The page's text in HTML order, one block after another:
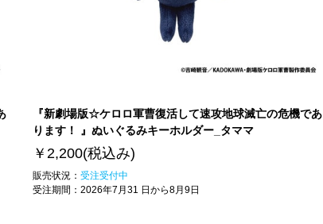
『新劇場版☆ケロロ軍曹復活して速攻地球滅亡の危機であ
ります！ 』ぬいぐるみキーホルダー_タママ
￥2,200(税込み)
販売状況： 受注受付中
受注期間： 2026年7月31 日から8月9日